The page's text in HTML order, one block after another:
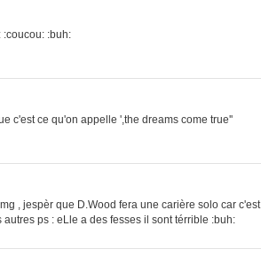
:coucou: :buh:
c'est ce qu'on appelle ',the dreams come true''
, jespèr que D.Wood fera une carière solo car c'est
ps : eLle a des fesses il sont térrible :buh: